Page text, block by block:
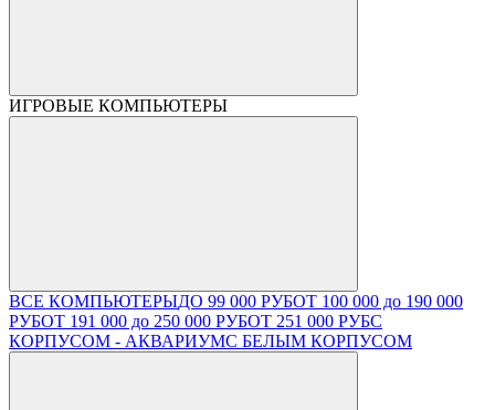
ИГРОВЫЕ КОМПЬЮТЕРЫ
ВСЕ КОМПЬЮТЕРЫДО 99 000 РУБОТ 100 000 до 190 000
РУБОТ 191 000 до 250 000 РУБОТ 251 000 РУБС
КОРПУСОМ - АКВАРИУМС БЕЛЫМ КОРПУСОМ